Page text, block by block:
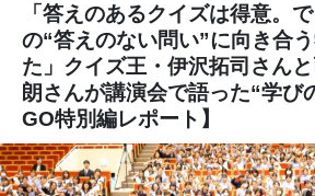
「答えのあるクイズは得意。
の“答えのない問い”に向き合
た」クイズ王・伊沢拓司さん
朗さんが講演会で語った“学び
GO特別編レポート】